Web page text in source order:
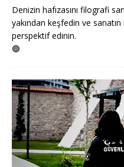
Denizin hafızasını filografi
yakından keşfedin ve
perspektif edinin.
🟢